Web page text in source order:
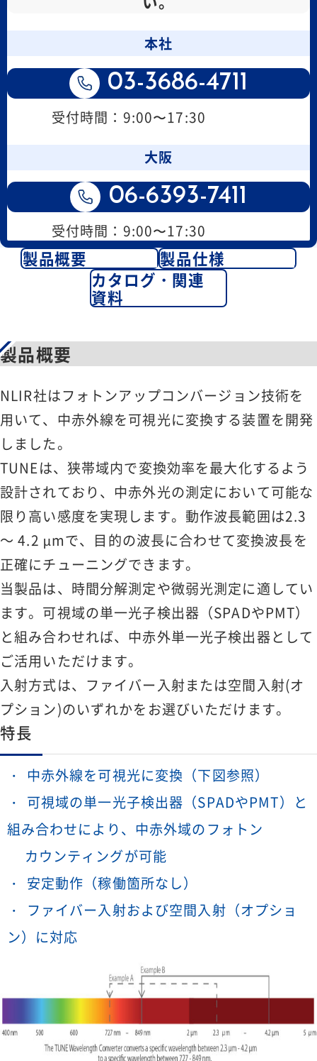
本社
03-3686-4711
受付時間：9:00〜17:30
大阪
06-6393-7411
受付時間：9:00〜17:30
製品概要
製品仕様
カタログ・関連
資料
製品概要
NLIR社はフォトンアップコンバージョン技術を
用いて、中赤外線を可視光に変換する装置を開発
しました。
TUNEは、狭帯域内で変換効率を最大化するよう
設計されており、中赤外光の測定において可能な
限り高い感度を実現します。動作波長範囲は2.3
～ 4.2 µmで、目的の波長に合わせて変換波長を
正確にチューニングできます。
当製品は、時間分解測定や微弱光測定に適してい
ます。可視域の単一光子検出器（SPADやPMT）
と組み合わせれば、中赤外単一光子検出器として
ご活用いただけます。
入射方式は、ファイバー入射または空間入射(オ
プション)のいずれかをお選びいただけます。
特長
中赤外線を可視光に変換（下図参照）
可視域の単一光子検出器（SPADやPMT）と
組み合わせにより、中赤外域のフォトン
カウンティングが可能
安定動作（稼働箇所なし）
ファイバー入射および空間入射（オプショ
ン）に対応